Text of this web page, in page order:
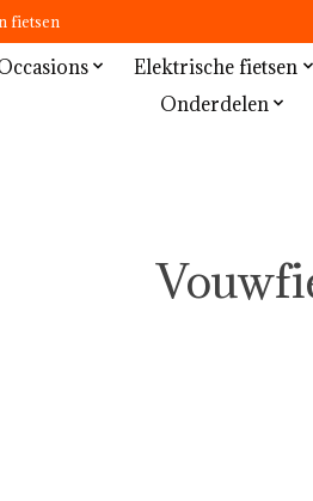
fietsen
Elektrische fietsen
Onderdelen